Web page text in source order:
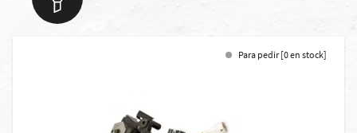
Para pedir [0 en stock]